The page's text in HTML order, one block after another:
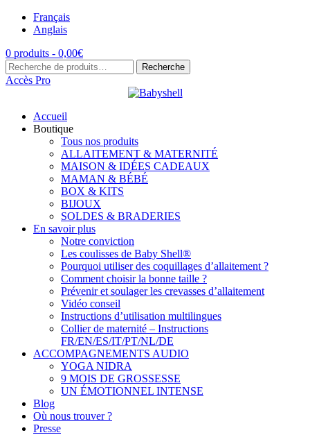
Français
Anglais
0 produits - 0,00€
Recherche
pour :
Recherche
Accès Pro
Accueil
Boutique
Tous nos produits
ALLAITEMENT & MATERNITÉ
MAISON & IDÉES CADEAUX
MAMAN & BÉBÉ
BOX & KITS
BIJOUX
SOLDES & BRADERIES
En savoir plus
Notre conviction
Les coulisses de Baby Shell®
Pourquoi utiliser des coquillages d’allaitement ?
Comment choisir la bonne taille ?
Prévenir et soulager les crevasses d’allaitement
Vidéo conseil
Instructions d’utilisation multilingues
Collier de maternité – Instructions
FR/EN/ES/IT/PT/NL/DE
ACCOMPAGNEMENTS AUDIO
YOGA NIDRA
9 MOIS DE GROSSESSE
UN ÉMOTIONNEL INTENSE
Blog
Où nous trouver ?
Presse